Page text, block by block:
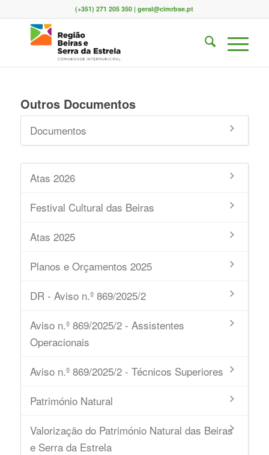
(+351) 271 205 350 | geral@cimrbse.pt
Outros Documentos
Documentos
Atas 2026
Festival Cultural das Beiras
Atas 2025
Planos e Orçamentos 2025
DR - Aviso n.º 869/2025/2
Aviso n.º 869/2025/2 - Assistentes
Operacionais
Aviso n.º 869/2025/2 - Técnicos Superiores
Património Natural
Valorização do Património Natural das Beiras
e Serra da Estrela